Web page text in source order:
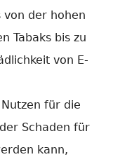
von der hohen
Tabaks bis zu
von E-
für die
Schaden für
kann,